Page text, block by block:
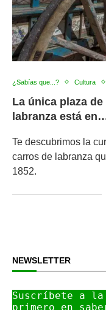
¿Sabías que...? Cultura
La única plaza
labranza está
Te descubrimos la
carros de labranza
1852.
NEWSLETTER
Suscríbete a la
primero en